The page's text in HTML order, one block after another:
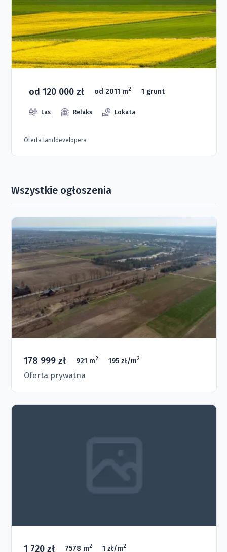
od 120 000 zł od 2011 m2 1 grunt
Las Relaks Lokata
Oferta landdevelopera
Wszystkie ogłoszenia
178 999 zł 921 m2 195 zł/m2
Oferta prywatna
1 720 zł 7578 m2 1 zł/m2